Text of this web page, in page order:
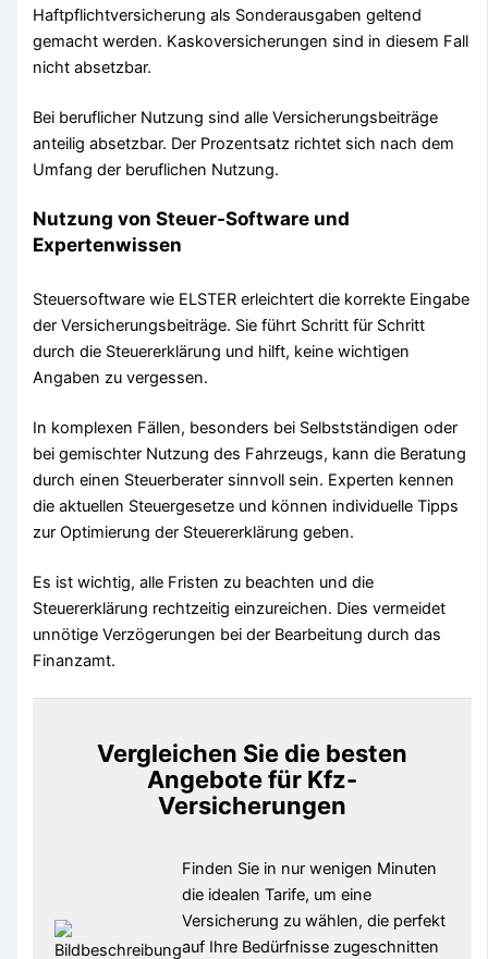
Haftpflichtversicherung als Sonderausgaben geltend
gemacht werden. Kaskoversicherungen sind in diesem Fall
nicht absetzbar.
Bei beruflicher Nutzung sind alle Versicherungsbeiträge
anteilig absetzbar. Der Prozentsatz richtet sich nach dem
Umfang der beruflichen Nutzung.
Nutzung von Steuer-Software und
Expertenwissen
Steuersoftware wie ELSTER erleichtert die korrekte Eingabe
der Versicherungsbeiträge. Sie führt Schritt für Schritt
durch die Steuererklärung und hilft, keine wichtigen
Angaben zu vergessen.
In komplexen Fällen, besonders bei Selbstständigen oder
bei gemischter Nutzung des Fahrzeugs, kann die Beratung
durch einen Steuerberater sinnvoll sein. Experten kennen
die aktuellen Steuergesetze und können individuelle Tipps
zur Optimierung der Steuererklärung geben.
Es ist wichtig, alle Fristen zu beachten und die
Steuererklärung rechtzeitig einzureichen. Dies vermeidet
unnötige Verzögerungen bei der Bearbeitung durch das
Finanzamt.
Vergleichen Sie die besten
Angebote für Kfz-
Versicherungen
Finden Sie in nur wenigen Minuten
die idealen Tarife, um eine
Versicherung zu wählen, die perfekt
auf Ihre Bedürfnisse zugeschnitten